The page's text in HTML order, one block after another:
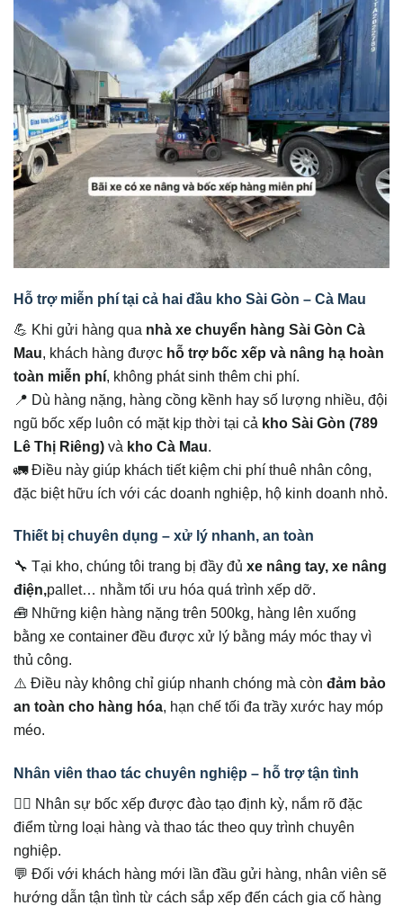
Hỗ trợ miễn phí tại cả hai đầu kho Sài Gòn – Cà Mau
💪 Khi gửi hàng qua nhà xe chuyển hàng Sài Gòn Cà
Mau, khách hàng được hỗ trợ bốc xếp và nâng hạ hoàn
toàn miễn phí, không phát sinh thêm chi phí.
📍 Dù hàng nặng, hàng cồng kềnh hay số lượng nhiều, đội
ngũ bốc xếp luôn có mặt kịp thời tại cả kho Sài Gòn (789
Lê Thị Riêng) và kho Cà Mau.
🚛 Điều này giúp khách tiết kiệm chi phí thuê nhân công,
đặc biệt hữu ích với các doanh nghiệp, hộ kinh doanh nhỏ.
Thiết bị chuyên dụng – xử lý nhanh, an toàn
🔧 Tại kho, chúng tôi trang bị đầy đủ xe nâng tay, xe nâng
điện,pallet… nhằm tối ưu hóa quá trình xếp dỡ.
🧰 Những kiện hàng nặng trên 500kg, hàng lên xuống
bằng xe container đều được xử lý bằng máy móc thay vì
thủ công.
⚠️ Điều này không chỉ giúp nhanh chóng mà còn đảm bảo
an toàn cho hàng hóa, hạn chế tối đa trầy xước hay móp
méo.
Nhân viên thao tác chuyên nghiệp – hỗ trợ tận tình
👷‍♂️ Nhân sự bốc xếp được đào tạo định kỳ, nắm rõ đặc
điểm từng loại hàng và thao tác theo quy trình chuyên
nghiệp.
💬 Đối với khách hàng mới lần đầu gửi hàng, nhân viên sẽ
hướng dẫn tận tình từ cách sắp xếp đến cách gia cố hàng